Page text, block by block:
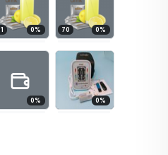
0% 70 0%
0% 0%